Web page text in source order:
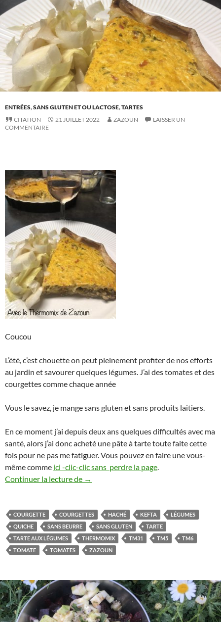
ENTRÉES,SANS GLUTEN ET OU LACTOSE,TARTES
CITATION
21 JUILLET 2022 ZAZOUN
LAISSER UN
COMMENTAIRE
Coucou
L’été, c’est chouette on peut pleinement profiter de nos efforts
au jardin et savourer quelques légumes. J’ai des tomates et des
courgettes comme chaque année
Vous le savez, je mange sans gluten et sans produits laitiers.
En ce moment j’ai depuis deux ans quelques difficultés avec ma
santé, alors j’ai donc acheté une pâte à tarte toute faite cette
fois pour ne pas me fatiguer. Vous pouvez en faire une vous-
même comme ici -clic-clic sans perdre la page.
Continuer la lecture de Tarte aux légumes invisibles et haché
→
COURGETTE COURGETTES HACHÉ KEFTA
LÉGUMES
QUICHE
SANS BEURRE SANS GLUTEN
TARTE
TARTE AUX LÉGUMES
THERMOMIX TM31 TM5
TM6
TOMATE
TOMATES ZAZOUN